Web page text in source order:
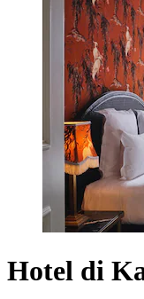
Hotel di